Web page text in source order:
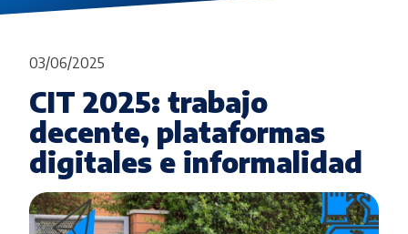
03/06/2025
CIT 2025: trabajo
decente, plataformas
digitales e informalidad